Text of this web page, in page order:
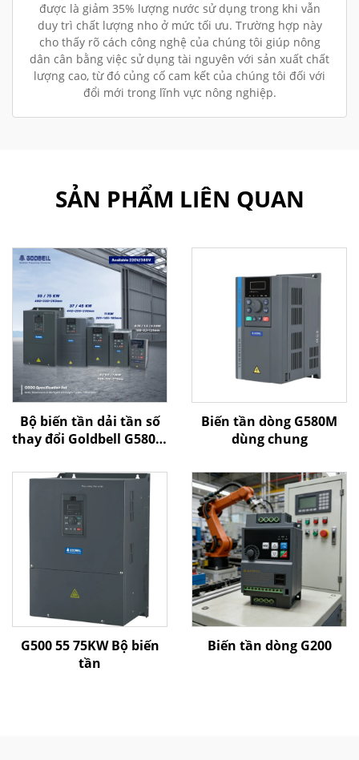
được là giảm 35% lượng nước sử dụng trong khi vẫn
duy trì chất lượng nho ở mức tối ưu. Trường hợp này
cho thấy rõ cách công nghệ của chúng tôi giúp nông
dân cân bằng việc sử dụng tài nguyên với sản xuất chất
lượng cao, từ đó củng cố cam kết của chúng tôi đối với
đổi mới trong lĩnh vực nông nghiệp.
SẢN PHẨM LIÊN QUAN
Bộ biến tần dải tần số
thay đổi Goldbell G580M
khiển V/F và điều khiển
vector | Bộ biến tần
được chứng nhận CE
Biến tần dòng G580M
dùng chung
G500 55 75KW Bộ biến
tần
Biến tần dòng G200